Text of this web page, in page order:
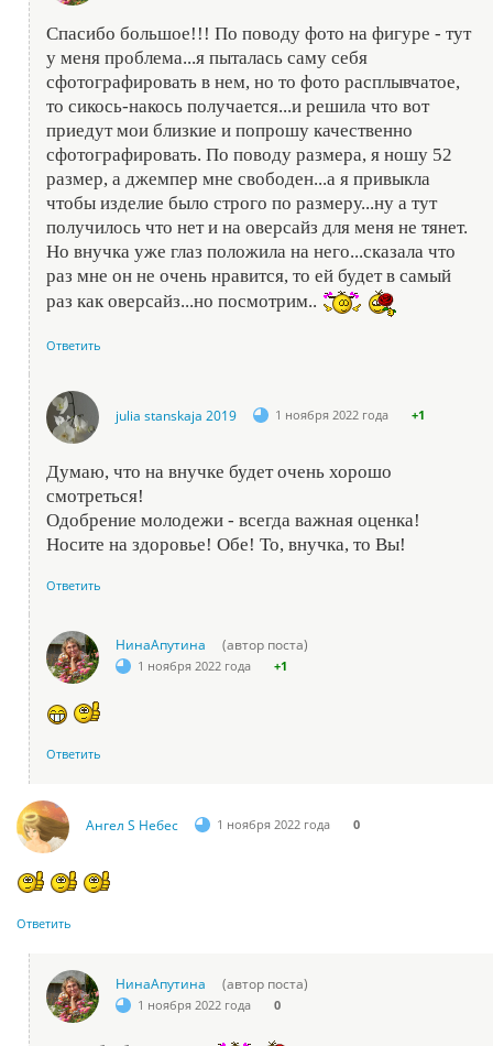
Спасибо большое!!! По поводу фото на фигуре - тут
у меня проблема...я пыталась саму себя
сфотографировать в нем, но то фото расплывчатое,
то сикось-накось получается...и решила что вот
приедут мои близкие и попрошу качественно
сфотографировать. По поводу размера, я ношу 52
размер, а джемпер мне свободен...а я привыкла
чтобы изделие было строго по размеру...ну а тут
получилось что нет и на оверсайз для меня не тянет.
Но внучка уже глаз положила на него...сказала что
раз мне он не очень нравится, то ей будет в самый
раз как оверсайз...но посмотрим..
Ответить
julia stanskaja 2019 1 ноября 2022 года +1
Думаю, что на внучке будет очень хорошо
смотреться!
Одобрение молодежи - всегда важная оценка!
Носите на здоровье! Обе! То, внучка, то Вы!
Ответить
НинаАпутина (автор поста)
1 ноября 2022 года +1
Ответить
Ангел S Небес 1 ноября 2022 года 0
Ответить
НинаАпутина (автор поста)
1 ноября 2022 года 0